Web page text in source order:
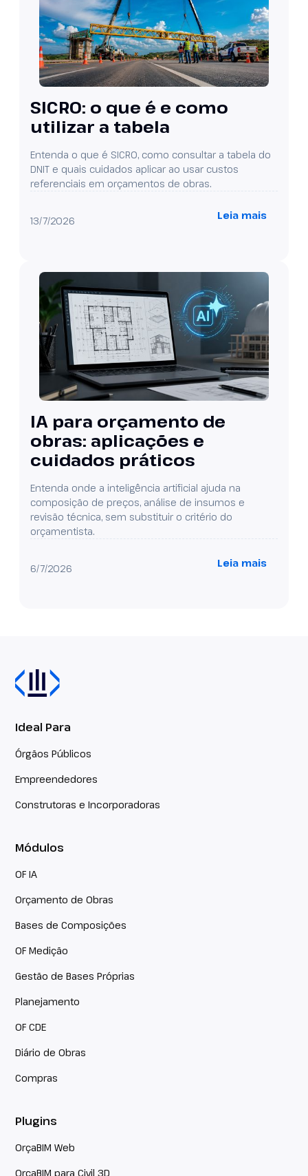
SICRO: o que é e como
utilizar a tabela
Entenda o que é SICRO, como consultar a tabela do
DNIT e quais cuidados aplicar ao usar custos
referenciais em orçamentos de obras.
13/7/2026 Leia mais
IA para orçamento de
obras: aplicações e
cuidados práticos
Entenda onde a inteligência artificial ajuda na
composição de preços, análise de insumos e
revisão técnica, sem substituir o critério do
orçamentista.
6/7/2026 Leia mais
Ideal Para
Órgãos Públicos
Empreendedores
Construtoras e Incorporadoras
Módulos
OF IA
Orçamento de Obras
Bases de Composições
OF Medição
Gestão de Bases Próprias
Planejamento
OF CDE
Diário de Obras
Compras
Plugins
OrçaBIM Web
OrçaBIM para Civil 3D